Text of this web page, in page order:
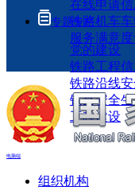
在线申请
铁路机车
服务满意
专题专栏
党的建设
铁路工程信
铁路沿线
铁路安全生
工程建设
电脑端
组织机构